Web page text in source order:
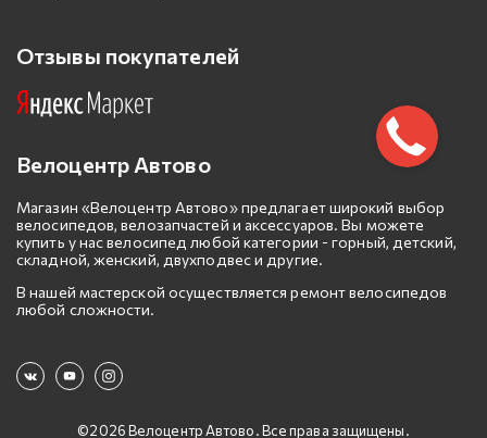
Отзывы покупателей
Велоцентр Автово
Магазин «Велоцентр Автово» предлагает широкий выбор
велосипедов, велозапчастей и аксессуаров. Вы можете
купить у нас велосипед любой категории - горный, детский,
складной, женский, двухподвес и другие.
В нашей мастерской осуществляется ремонт велосипедов
любой сложности.
©2026 Велоцентр Автово. Все права защищены.